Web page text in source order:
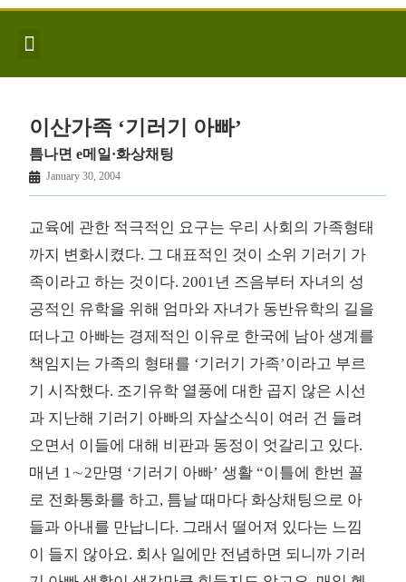
이산가족 ‘기러기 아빠’
틈나면 e메일·화상채팅
January 30, 2004
교육에 관한 적극적인 요구는 우리 사회의 가족형태
까지 변화시켰다. 그 대표적인 것이 소위 기러기 가
족이라고 하는 것이다. 2001년 즈음부터 자녀의 성
공적인 유학을 위해 엄마와 자녀가 동반유학의 길을
떠나고 아빠는 경제적인 이유로 한국에 남아 생계를
책임지는 가족의 형태를 ‘기러기 가족’이라고 부르
기 시작했다. 조기유학 열풍에 대한 곱지 않은 시선
과 지난해 기러기 아빠의 자살소식이 여러 건 들려
오면서 이들에 대해 비판과 동정이 엇갈리고 있다.
매년 1∼2만명 ‘기러기 아빠’ 생활 “이틀에 한번 꼴
로 전화통화를 하고, 틈날 때마다 화상채팅으로 아
들과 아내를 만납니다. 그래서 떨어져 있다는 느낌
이 들지 않아요. 회사 일에만 전념하면 되니까 기러